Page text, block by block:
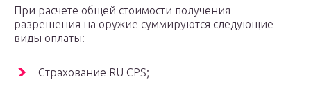
При расчете общей стоимости получения
разрешения на оружие суммируются следующие
виды оплаты:
Страхование RU CPS;